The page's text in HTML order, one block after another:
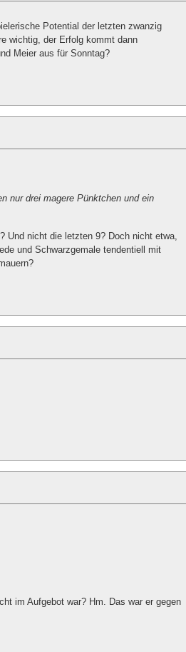
Potential der letzten zwanzig
wichtig, der Erfolg kommt dann
Meier aus für Sonntag?
nur drei magere Pünktchen und ein
Und nicht die letzten 9? Doch nicht etwa,
und Schwarzgemale tendentiell mit
im Aufgebot war? Hm. Das war er gegen